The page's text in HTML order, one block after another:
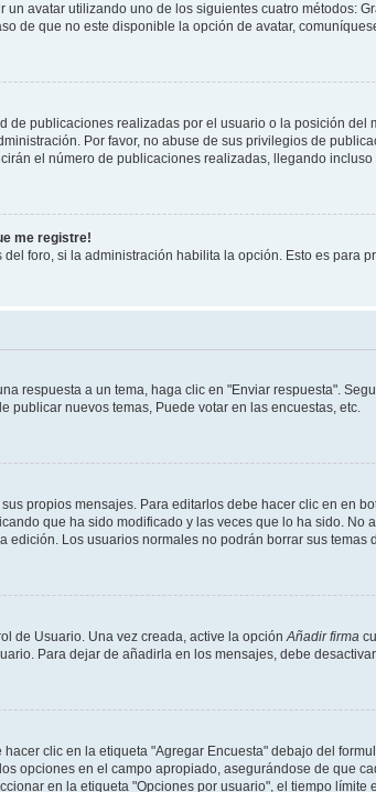
avatar utilizando uno de los siguientes cuatro métodos:
de que no este disponible la opción de avatar,
publicaciones realizadas por el usuario o la posición
Por favor, no abuse de sus privilegios de
el número de publicaciones realizadas, llegando
me registre!
foro, si la administración habilita la opción. Esto es para
respuesta a un tema, haga clic en "Enviar respuesta".
publicar nuevos temas, Puede votar en las encuestas, etc.
propios mensajes. Para editarlos debe hacer clic en en
que ha sido modificado y las veces que lo ha sido.
Los usuarios normales no podrán borrar sus
de Usuario. Una vez creada, active la opciónAñadir firma
Para dejar de añadirla en los mensajes, debe
clic en la etiqueta "Agregar Encuesta" debajo del
opciones en el campo apropiado, asegurándose de que
en la etiqueta "Opciones por usuario", el tiempo